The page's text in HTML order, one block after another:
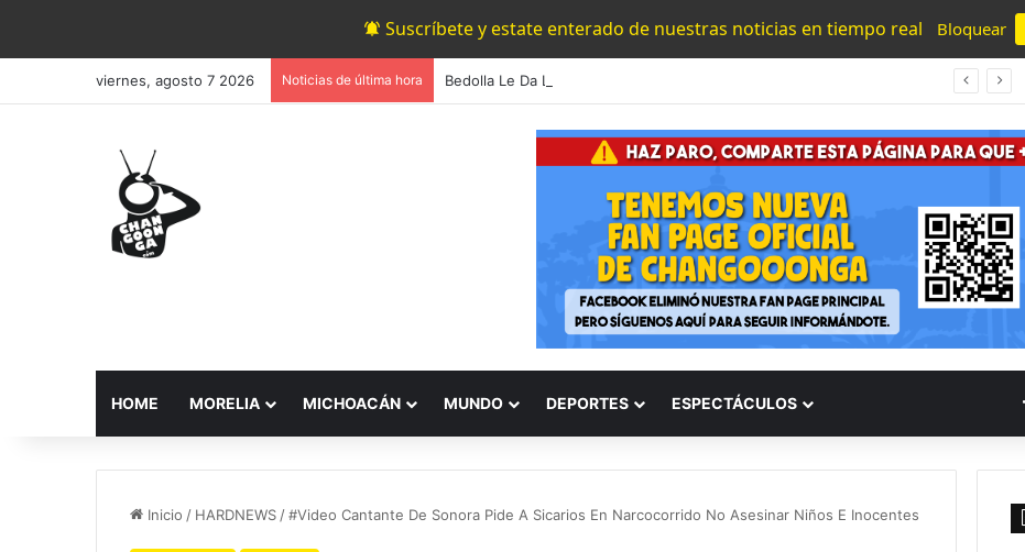
Suscríbete y estate enterado de nuestras noticias en tiempo real Bloquear
viernes, agosto 7 2026 Noticias de última hora
HOME MORELIA MICHOACÁN MUNDO DEPORTES ESPECTÁCULOS
Inicio / HARDNEWS /#Video Cantante De Sonora Pide A Sicarios En Narcocorrido No Asesinar Niños E Inocentes